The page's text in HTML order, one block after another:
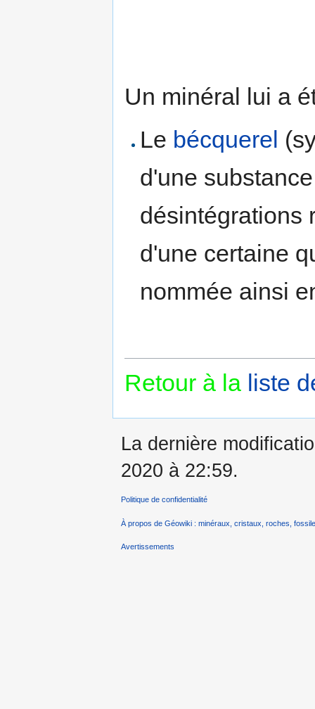
Un minéral lui a
Le bécquerel
d'une
désintégrations
d'une certaine
nommée ainsi
Retour à la liste
La dernière
2020 à 22:59.
Politique de confidentialité
À propos de Géowiki : minéraux, cristaux, roches,
Avertissements